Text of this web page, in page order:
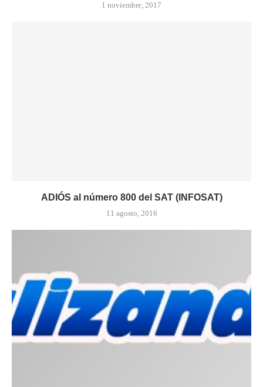
1 noviembre, 2017
ADIÓS al número 800 del SAT (INFOSAT)
11 agosto, 2016